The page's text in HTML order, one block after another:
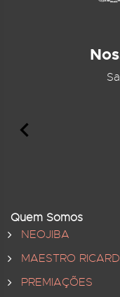
Quem Somos
NEOJIBA
MAESTRO
PREMIAÇÕES